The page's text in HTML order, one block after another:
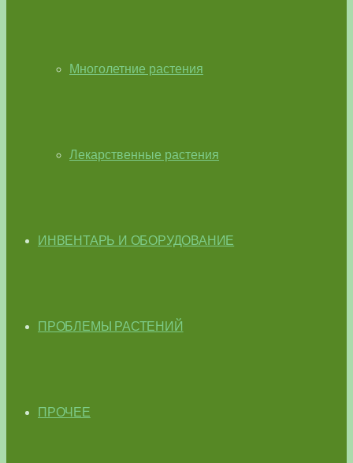
Многолетние растения
Лекарственные растения
ИНВЕНТАРЬ И ОБОРУДОВАНИЕ
ПРОБЛЕМЫ РАСТЕНИЙ
ПРОЧЕЕ